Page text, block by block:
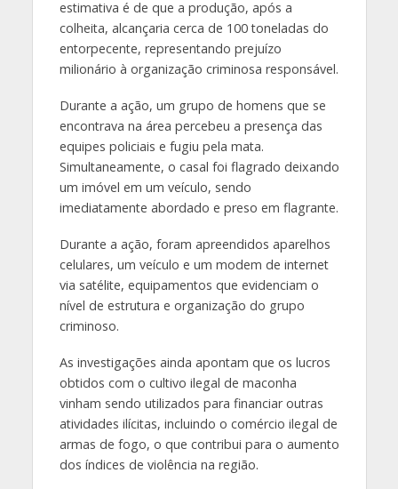
estimativa é de que a produção, após a
colheita, alcançaria cerca de 100 toneladas do
entorpecente, representando prejuízo
milionário à organização criminosa responsável.
Durante a ação, um grupo de homens que se
encontrava na área percebeu a presença das
equipes policiais e fugiu pela mata.
Simultaneamente, o casal foi flagrado deixando
um imóvel em um veículo, sendo
imediatamente abordado e preso em flagrante.
Durante a ação, foram apreendidos aparelhos
celulares, um veículo e um modem de internet
via satélite, equipamentos que evidenciam o
nível de estrutura e organização do grupo
criminoso.
As investigações ainda apontam que os lucros
obtidos com o cultivo ilegal de maconha
vinham sendo utilizados para financiar outras
atividades ilícitas, incluindo o comércio ilegal de
armas de fogo, o que contribui para o aumento
dos índices de violência na região.